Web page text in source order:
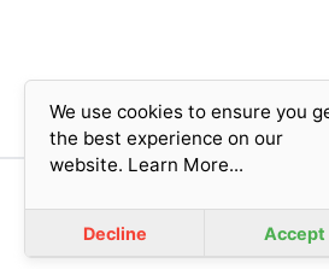
We use cookies to ensure you
the best experience on our
website. Learn More...
Decline Accept